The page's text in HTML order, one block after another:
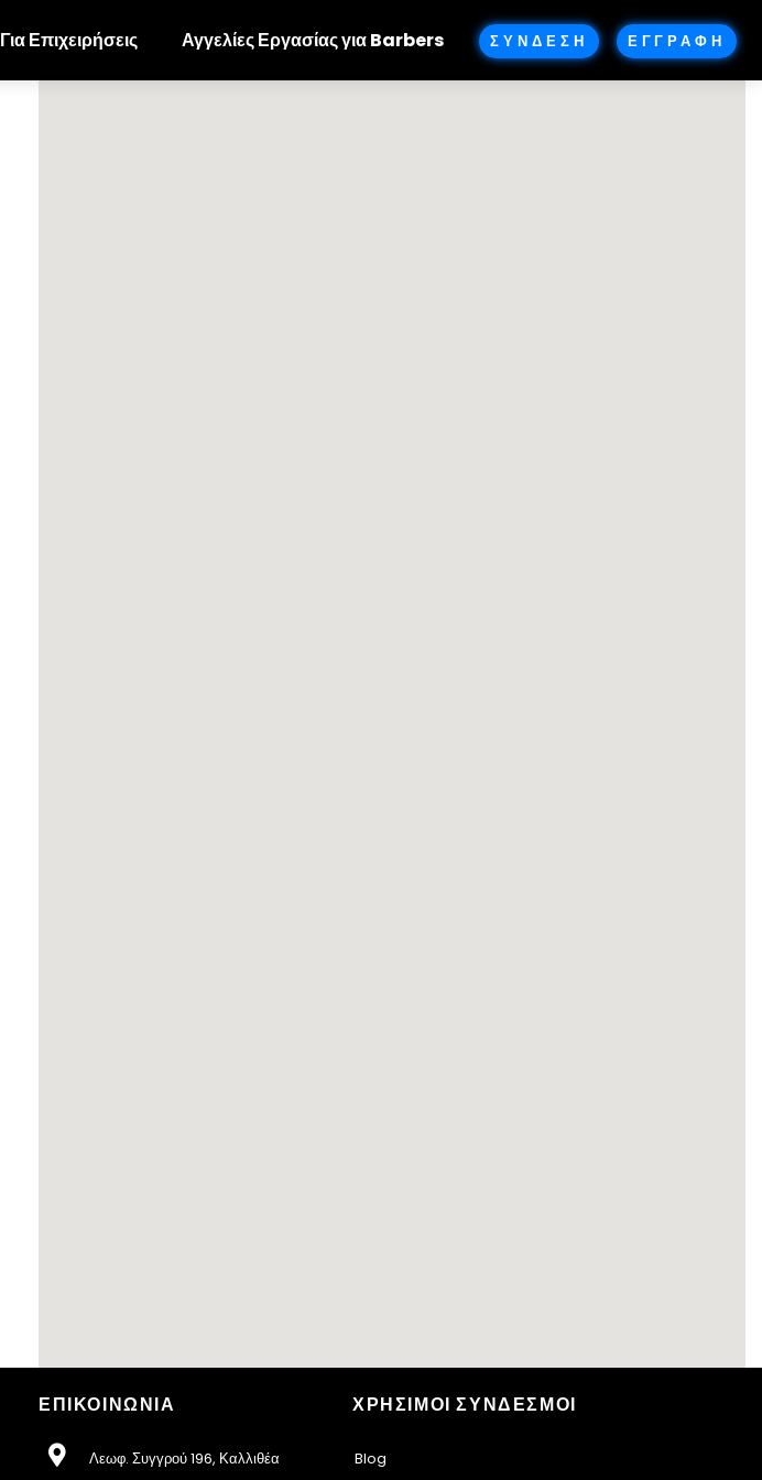
Για Επιχειρήσεις Αγγελίες Εργασίας για Barbers ΣΥΝΔΕΣΗ ΕΓΓΡΑΦΗ
ΕΠΙΚΟΙΝΩΝΙΑ
Λεωφ. Συγγρού 196, Καλλιθέα
ΧΡΗΣΙΜΟΙ ΣΥΝΔΕΣΜΟΙ
Blog